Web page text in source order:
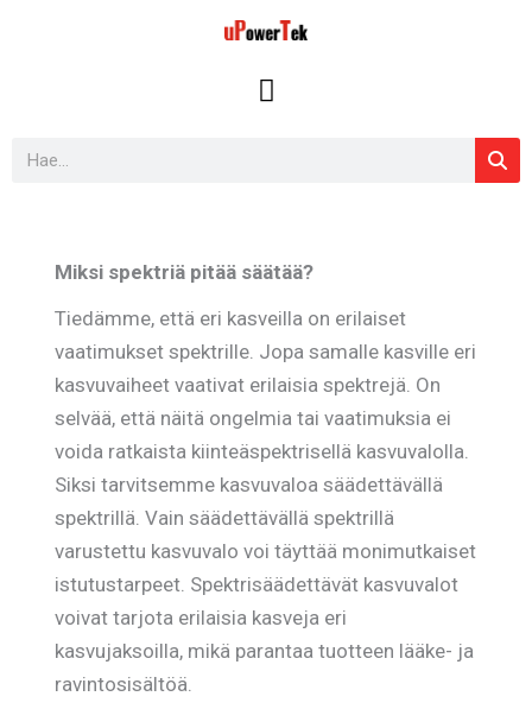
Search
Miksi spektriä pitää säätää?
Tiedämme, että eri kasveilla on erilaiset
vaatimukset spektrille. Jopa samalle kasville eri
kasvuvaiheet vaativat erilaisia spektrejä. On
selvää, että näitä ongelmia tai vaatimuksia ei
voida ratkaista kiinteäspektrisellä kasvuvalolla.
Siksi tarvitsemme kasvuvaloa säädettävällä
spektrillä. Vain säädettävällä spektrillä
varustettu kasvuvalo voi täyttää monimutkaiset
istutustarpeet. Spektrisäädettävät kasvuvalot
voivat tarjota erilaisia kasveja eri
kasvujaksoilla, mikä parantaa tuotteen lääke- ja
ravintosisältöä.